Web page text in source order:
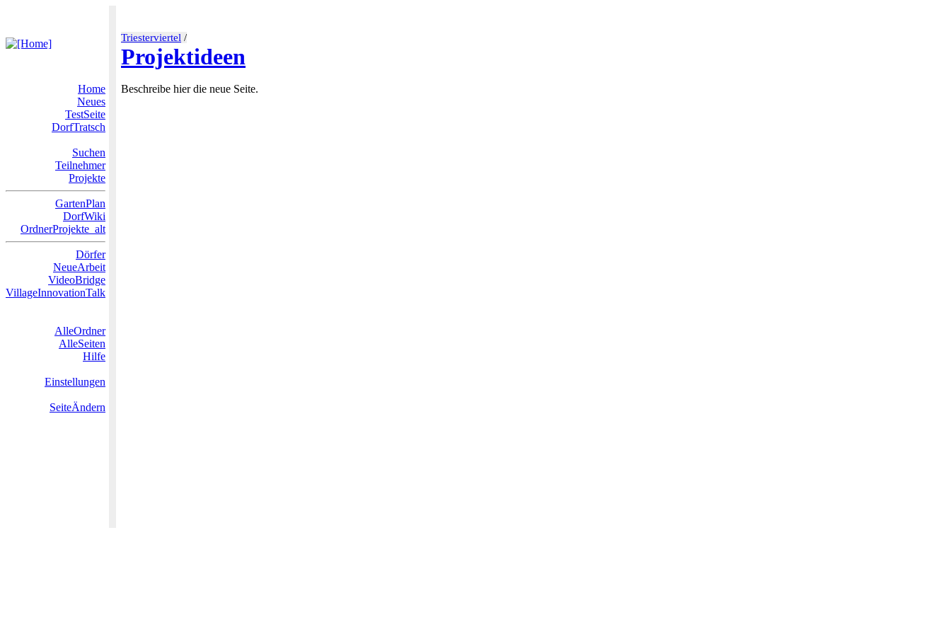
Triesterviertel /
Projektideen
Home
Neues
TestSeite
DorfTratsch
Suchen
Teilnehmer
Projekte
GartenPlan
DorfWiki
OrdnerProjekte_alt
Dörfer
NeueArbeit
VideoBridge
VillageInnovationTalk
AlleOrdner
AlleSeiten
Hilfe
Einstellungen
SeiteÄndern
Beschreibe hier die neue Seite.